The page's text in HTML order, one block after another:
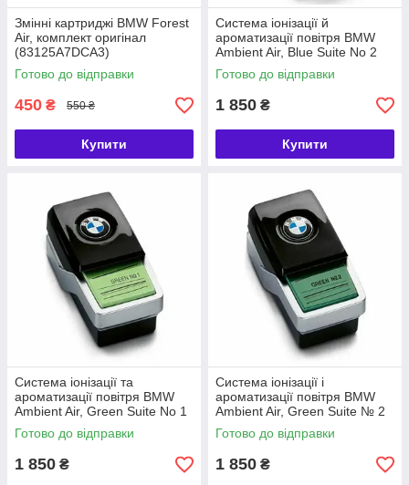
Змінні картриджі BMW Forest
Air, комплект оригінал
(83125A7DCA3)
Готово до відправки
450 ₴ 550 ₴
Купити
Система іонізації й
ароматизації повітря BMW
Ambient Air, Blue Suite No 2
(64119382591)
Готово до відправки
1 850 ₴
Купити
Система іонізації та
ароматизації повітря BMW
Ambient Air, Green Suite No 1
(64119382597)
Готово до відправки
1 850 ₴
Система іонізації і
ароматизації повітря BMW
Ambient Air, Green Suite № 2
(64119382603)
Готово до відправки
1 850 ₴